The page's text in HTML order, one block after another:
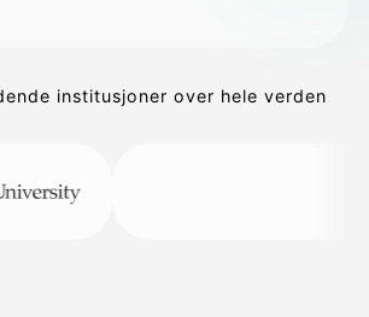
institusjoner over hele verden